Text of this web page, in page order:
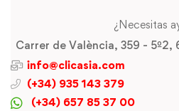
¿Necesitas
Carrer de València, 359 -
info@clicasia.com
(+34) 935 143 379
(+34) 657 85 37 00